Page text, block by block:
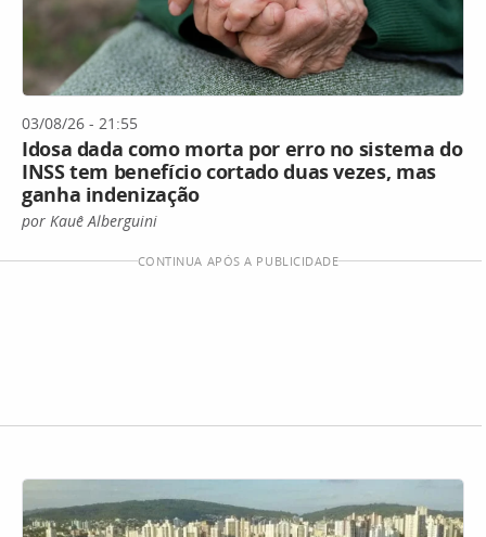
03/08/26 - 21:55
Idosa dada como morta por erro no sistema do
INSS tem benefício cortado duas vezes, mas
ganha indenização
por Kauê Alberguini
CONTINUA APÓS A PUBLICIDADE